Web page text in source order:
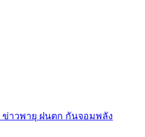
ข่าวพายุ ฝนตก กันจอมพลัง